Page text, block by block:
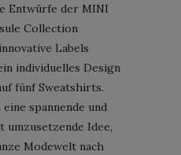
Entwürfe der MINI
Collection
Labels
individuelles Design
fünf Sweatshirts.
spannende und
umzusetzende Idee,
Modewelt nach